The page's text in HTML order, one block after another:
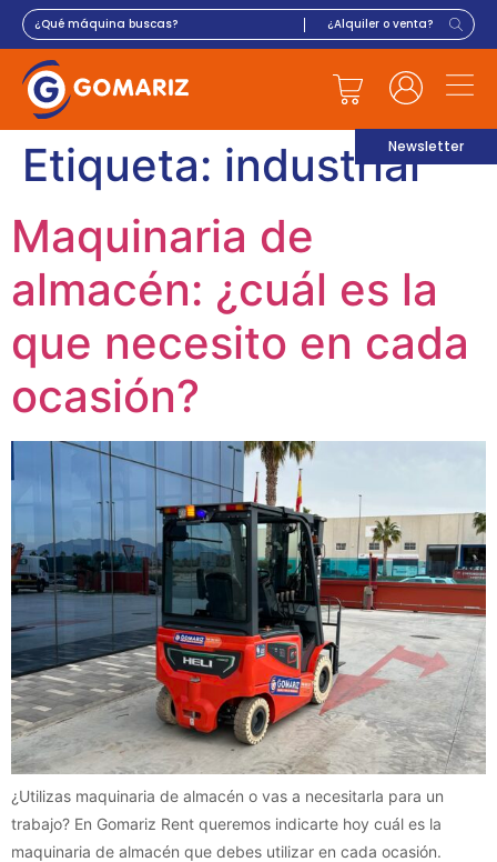
Newsletter
Etiqueta: industrial
Maquinaria de
almacén: ¿cuál es la
que necesito en cada
ocasión?
¿Utilizas maquinaria de almacén o vas a necesitarla para un
trabajo? En Gomariz Rent queremos indicarte hoy cuál es la
maquinaria de almacén que debes utilizar en cada ocasión.